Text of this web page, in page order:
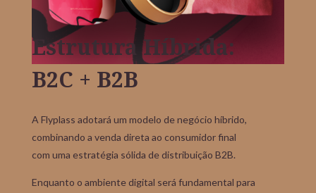
Estrutura Híbrida:
B2C + B2B
A Flyplass adotará um modelo de negócio híbrido,
combinando a venda direta ao consumidor final
com uma estratégia sólida de distribuição B2B.
Enquanto o ambiente digital será fundamental para